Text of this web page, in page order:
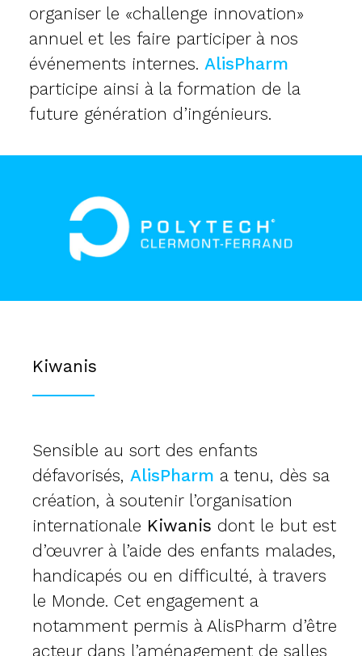
organiser le «challenge innovation»
annuel et les faire participer à nos
événements internes. AlisPharm
participe ainsi à la formation de la
future génération d’ingénieurs.
Kiwanis
Sensible au sort des enfants
défavorisés, AlisPharm a tenu, dès sa
création, à soutenir l’organisation
internationale Kiwanis dont le but est
d’œuvrer à l’aide des enfants malades,
handicapés ou en difficulté, à travers
le Monde. Cet engagement a
notamment permis à AlisPharm d’être
acteur dans l’aménagement de salles